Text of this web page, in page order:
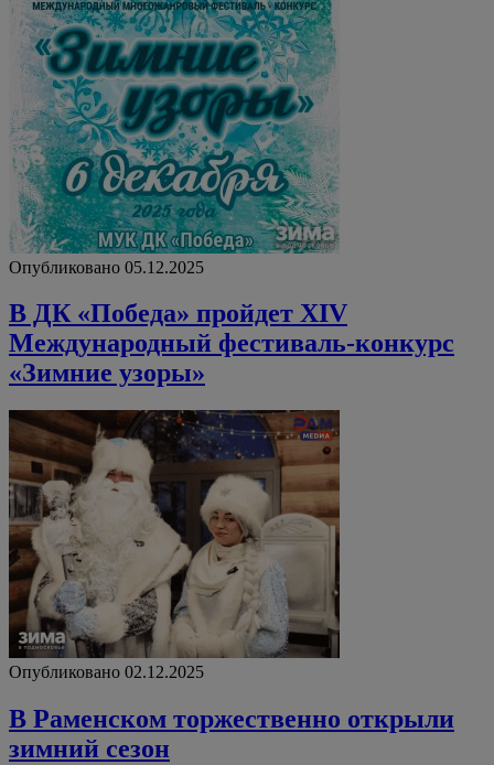
Опубликовано 05.12.2025
В ДК «Победа» пройдет XIV
Международный фестиваль-конкурс
«Зимние узоры»
Опубликовано 02.12.2025
В Раменском торжественно открыли
зимний сезон